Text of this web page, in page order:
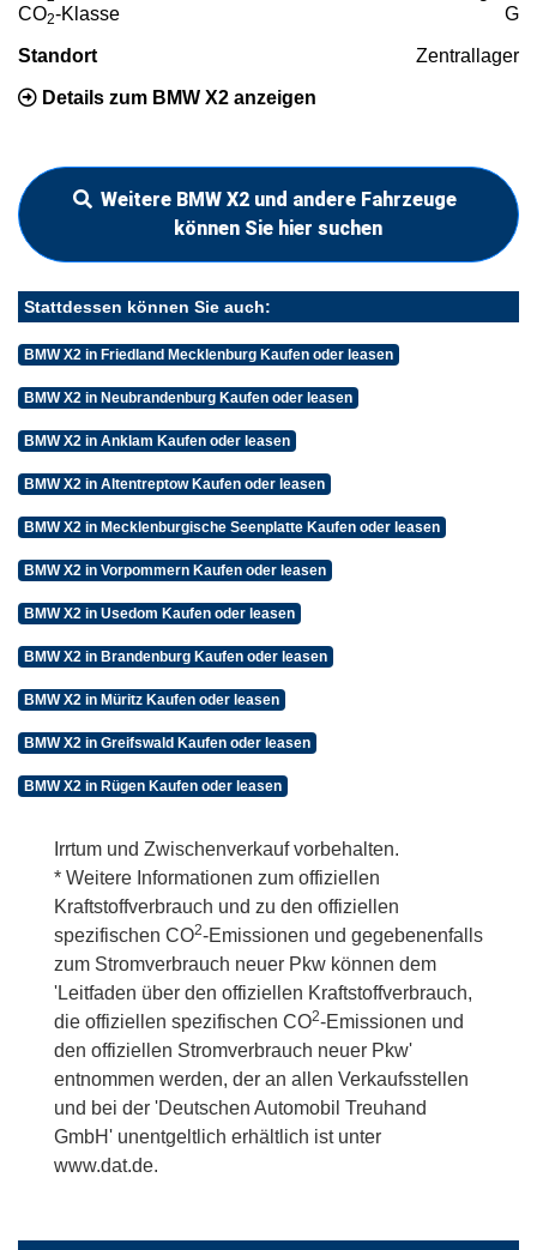
CO2-Klasse G
Standort Zentrallager
Details zum BMW X2 anzeigen
Weitere BMW X2 und andere Fahrzeuge
können Sie hier suchen
Stattdessen können Sie auch:
BMW X2 in Friedland Mecklenburg Kaufen oder leasen
BMW X2 in Neubrandenburg Kaufen oder leasen
BMW X2 in Anklam Kaufen oder leasen
BMW X2 in Altentreptow Kaufen oder leasen
BMW X2 in Mecklenburgische Seenplatte Kaufen oder leasen
BMW X2 in Vorpommern Kaufen oder leasen
BMW X2 in Usedom Kaufen oder leasen
BMW X2 in Brandenburg Kaufen oder leasen
BMW X2 in Müritz Kaufen oder leasen
BMW X2 in Greifswald Kaufen oder leasen
BMW X2 in Rügen Kaufen oder leasen
Irrtum und Zwischenverkauf vorbehalten.
* Weitere Informationen zum offiziellen
Kraftstoffverbrauch und zu den offiziellen
spezifischen CO2-Emissionen und gegebenenfalls
zum Stromverbrauch neuer Pkw können dem
'Leitfaden über den offiziellen Kraftstoffverbrauch,
die offiziellen spezifischen CO2-Emissionen und
den offiziellen Stromverbrauch neuer Pkw'
entnommen werden, der an allen Verkaufsstellen
und bei der 'Deutschen Automobil Treuhand
GmbH' unentgeltlich erhältlich ist unter
www.dat.de.